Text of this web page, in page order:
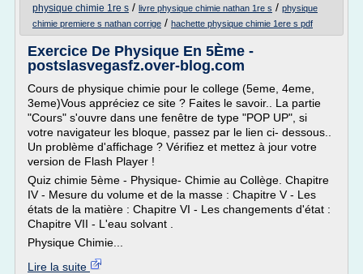
physique chimie 1re s / livre physique chimie nathan 1re s / physique
chimie premiere s nathan corrige / hachette physique chimie 1ere s pdf
Exercice De Physique En 5Ème -
postslasvegasfz.over-blog.com
Cours de physique chimie pour le college (5eme, 4eme,
3eme)Vous appréciez ce site ? Faites le savoir.. La partie
"Cours" s'ouvre dans une fenêtre de type "POP UP", si
votre navigateur les bloque, passez par le lien ci- dessous..
Un problème d'affichage ? Vérifiez et mettez à jour votre
version de Flash Player !
Quiz chimie 5ème - Physique- Chimie au Collège. Chapitre
IV - Mesure du volume et de la masse : Chapitre V - Les
états de la matière : Chapitre VI - Les changements d'état :
Chapitre VII - L'eau solvant .
Physique Chimie...
Lire la suite